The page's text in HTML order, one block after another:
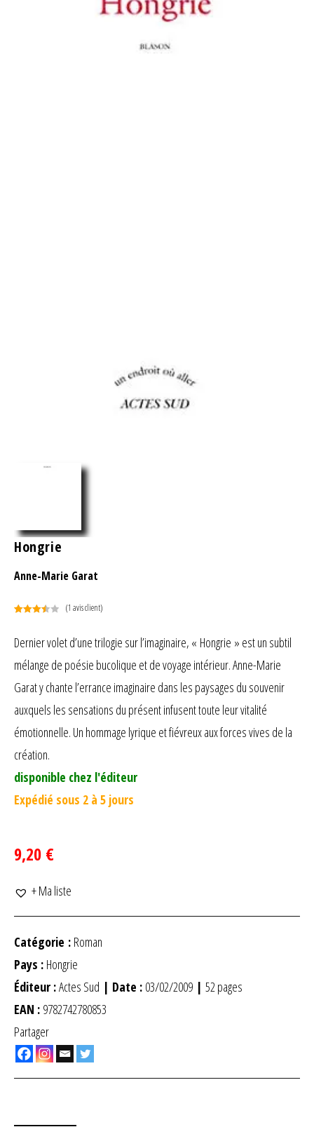
Hongrie
Anne-Marie Garat
sur 5
basé
notation
(1 avis client)
Dernier volet d’une trilogie sur l’imaginaire, « Hongrie » est un subtil
mélange de poésie bucolique et de voyage intérieur. Anne-Marie
Garat y chante l’errance imaginaire dans les paysages du souvenir
auxquels les sensations du présent infusent toute leur vitalité
émotionnelle. Un hommage lyrique et fiévreux aux forces vives de la
création.
disponible chez l'éditeur
Expédié sous 2 à 5 jours
9,20 €
+ Ma liste
Catégorie : Roman
Pays : Hongrie
Éditeur :Actes Sud | Date : 03/02/2009 | 52 pages
EAN : 9782742780853
Partager